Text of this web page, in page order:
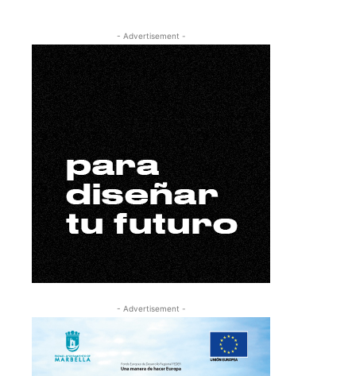
- Advertisement -
- Advertisement -